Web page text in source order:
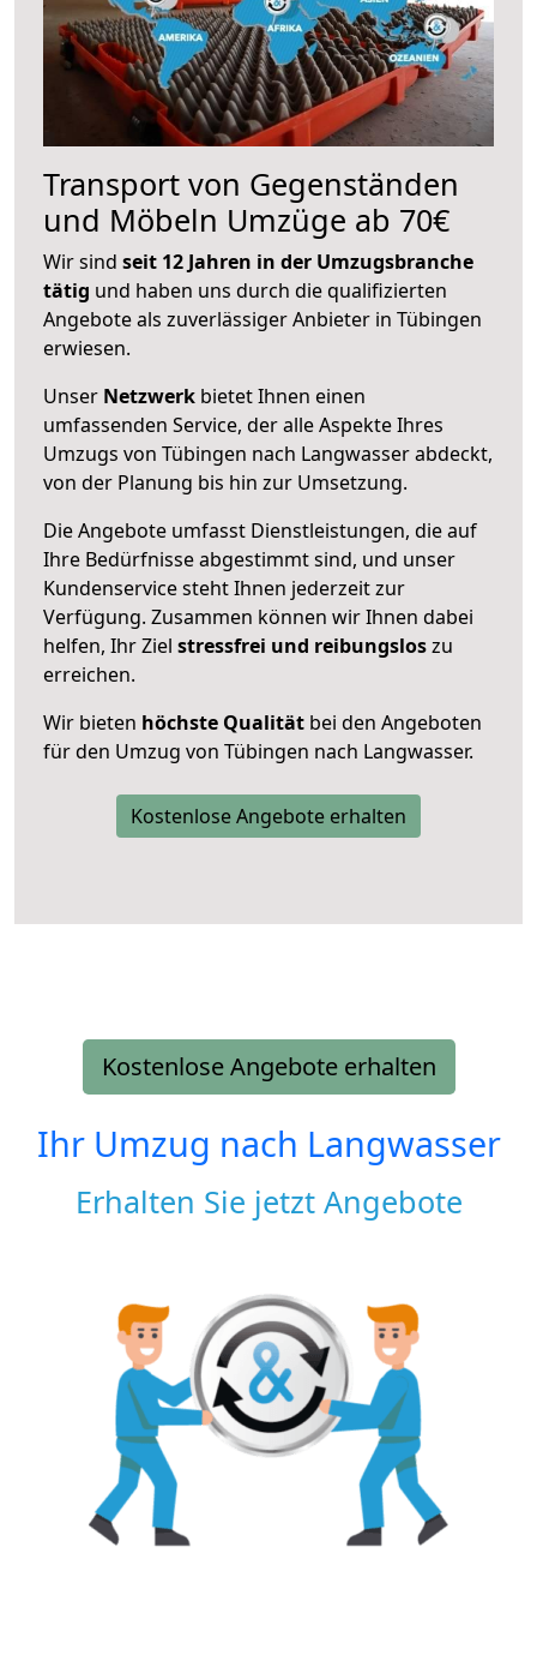
Transport von Gegenständen
und Möbeln Umzüge ab 70€
Wir sind seit 12 Jahren in der Umzugsbranche
tätig und haben uns durch die qualifizierten
Angebote als zuverlässiger Anbieter in Tübingen
erwiesen.
Unser Netzwerk bietet Ihnen einen
umfassenden Service, der alle Aspekte Ihres
Umzugs von Tübingen nach Langwasser abdeckt,
von der Planung bis hin zur Umsetzung.
Die Angebote umfasst Dienstleistungen, die auf
Ihre Bedürfnisse abgestimmt sind, und unser
Kundenservice steht Ihnen jederzeit zur
Verfügung. Zusammen können wir Ihnen dabei
helfen, Ihr Ziel stressfrei und reibungsloszu
erreichen.
Wir bieten höchste Qualität bei den Angeboten
für den Umzug von Tübingen nach Langwasser.
Kostenlose Angebote erhalten
Kostenlose Angebote erhalten
Ihr Umzug nach Langwasser
Erhalten Sie jetzt Angebote